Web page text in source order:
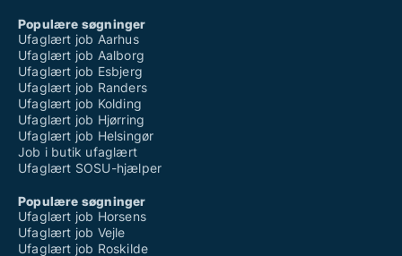
Populære søgninger
Ufaglært job Aarhus
Ufaglært job Aalborg
Ufaglært job Esbjerg
Ufaglært job Randers
Ufaglært job Kolding
Ufaglært job Hjørring
Ufaglært job Helsingør
Job i butik ufaglært
Ufaglært SOSU-hjælper
Populære søgninger
Ufaglært job Horsens
Ufaglært job Vejle
Ufaglært job Roskilde